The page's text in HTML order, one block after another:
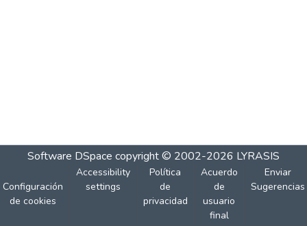
Software DSpace copyright © 2002-2026 LYRASIS
Configuración
de cookies
Accessibility
settings
Política
de
privacidad
Acuerdo
de
usuario
final
Enviar
Sugerencias